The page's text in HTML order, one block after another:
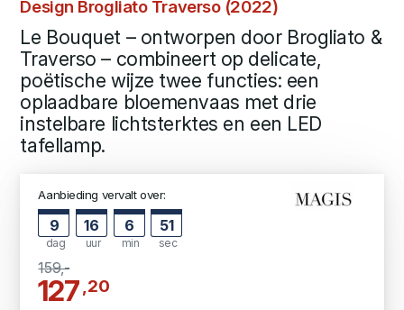
Design Brogliato Traverso (2022)
Le Bouquet – ontworpen door Brogliato &
Traverso – combineert op delicate,
poëtische wijze twee functies: een
oplaadbare bloemenvaas met drie
instelbare lichtsterktes en een LED
tafellamp.
Aanbieding vervalt over:
9
dag
16
uur
6
min
50
sec
159,-
127,20